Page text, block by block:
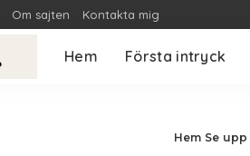
Om sajten Kontakta mig
Hem Första intryck
Hem Se upp